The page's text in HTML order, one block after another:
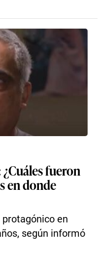
fueron
en donde
protagónico en
según informó